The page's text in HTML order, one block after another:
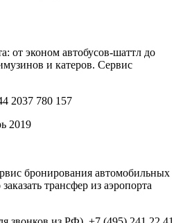
от эконом автобусов-шаттл до
и катеров. Сервис
2037 780 157
2019
бронирования автомобильных
трансфер из аэропорта